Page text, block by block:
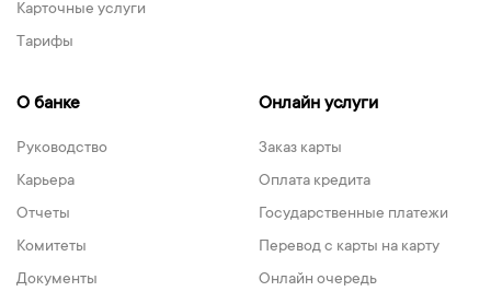
Карточные услуги
Тарифы
О банке
Руководство
Карьера
Отчеты
Комитеты
Документы
Онлайн услуги
Заказ карты
Оплата кредита
Государственные платежи
Перевод с карты на карту
Онлайн очередь